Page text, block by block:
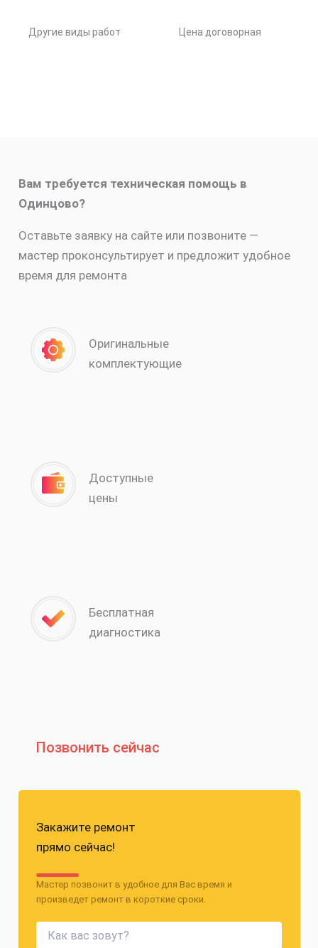
Другие виды работ Цена договорная
Вам требуется техническая помощь в
Одинцово?
Оставьте заявку на сайте или позвоните —
мастер проконсультирует и предложит удобное
время для ремонта
Оригинальные
комплектующие
Доступные
цены
Бесплатная
диагностика
Позвонить сейчас
Закажите ремонт
прямо сейчас!
Мастер позвонит в удобное для Вас время и
произведет ремонт в короткие сроки.